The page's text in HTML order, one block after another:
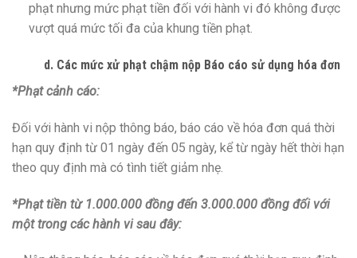
phạt nhưng mức phạt tiền đối với hành vi đó không được
vượt quá mức tối đa của khung tiền phạt.
d. Các mức xử phạt chậm nộp Báo cáo sử dụng hóa đơn
*Phạt cảnh cáo:
Đối với hành vi nộp thông báo, báo cáo về hóa đơn quá thời
hạn quy định từ 01 ngày đến 05 ngày, kể từ ngày hết thời hạn
theo quy định mà có tình tiết giảm nhẹ.
*Phạt tiền từ 1.000.000 đồng đến 3.000.000 đồng đối với
một trong các hành vi sau đây: